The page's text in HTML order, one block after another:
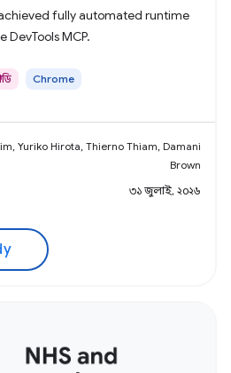
fully automated runtime
MCP.
Chrome
Yuriko Hirota, Thierno Thiam, Damani
Brown
৩১ জুলাই, ২০২৬